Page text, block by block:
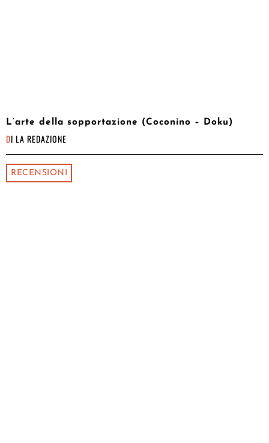
L’arte della sopportazione (Coconino – Doku)
DI LA REDAZIONE
RECENSIONI